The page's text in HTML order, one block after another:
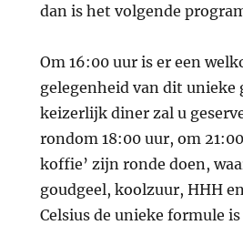
dan is het volgende
Om 16:00 uur is er een
gelegenheid van dit unieke
keizerlijk diner zal u
rondom 18:00 uur, om
koffie’ zijn ronde doen,
goudgeel, koolzuur, HHH
Celsius de unieke formule